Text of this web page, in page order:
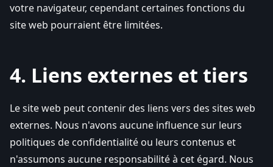
votre navigateur, cependant certaines fonctions du
site web pourraient être limitées.
4. Liens externes et tiers
Le site web peut contenir des liens vers des sites web
externes. Nous n'avons aucune influence sur leurs
politiques de confidentialité ou leurs contenus et
n'assumons aucune responsabilité à cet égard. Nous